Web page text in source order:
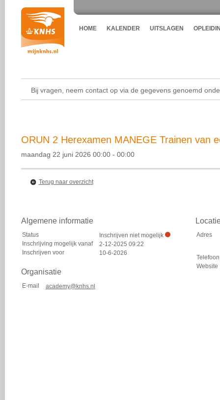
HOME KALENDER UITSLAGEN
Bij vragen, neem contact op via de gegevens genoemd
ORUN 2 Herexamen MANEGE Trainen van
maandag 22 juni 2026 00:00 - 00:00
Terug naar overzicht
Algemene informatie
Status
Inschrijven niet mogelijk
Inschrijving mogelijk vanaf
2-12-2025 09:22
Inschrijven voor
10-6-2026
Organisatie
E-mail academy@knhs.nl
Adres
Telefoon
Website